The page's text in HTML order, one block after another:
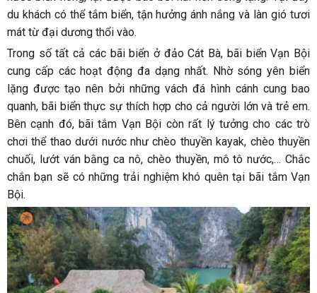
du khách có thể tắm biển, tận hưởng ánh nắng và làn gió tươi
mát từ đại dương thổi vào.
Trong số tất cả các bãi biển ở đảo Cát Bà, bãi biển Vạn Bội
cung cấp các hoạt động đa dạng nhất. Nhờ sóng yên biển
lặng được tạo nên bởi những vách đá hình cánh cung bao
quanh, bãi biển thực sự thích hợp cho cả người lớn và trẻ em.
Bên cạnh đó, bãi tắm Vạn Bội còn rất lý tưởng cho các trò
chơi thể thao dưới nước như chèo thuyền kayak, chèo thuyền
chuối, lướt ván bằng ca nô, chèo thuyền, mô tô nước,… Chắc
chắn bạn sẽ có những trải nghiệm khó quên tại bãi tắm Vạn
Bội.